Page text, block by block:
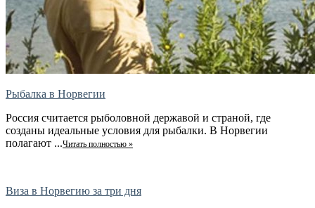
Рыбалка в Норвегии
Россия считается рыболовной державой и страной, где
созданы идеальные условия для рыбалки. В Норвегии
полагают ...Читать полностью »
Виза в Норвегию за три дня